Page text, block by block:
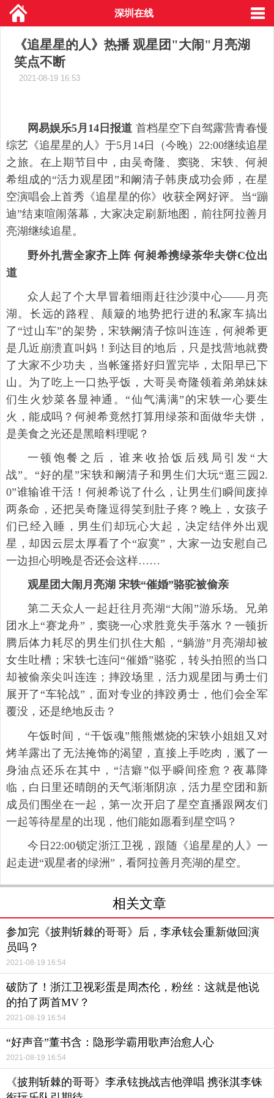
深圳在线
《追星星的人》热播 观星团"大闹"月亮湖
笑点不断
2021-08-19 16:53
网易娱乐5月14日报道 首档星空下自驾露营青春慢
综艺《追星星的人》于5月14日（今晚）22:00继续追星
之旅。在上期节目中，由吴奇隆、窦骁、宋轶、何昶
希组成的“活力观星团”和阚清子韩庚成功会师，在星
空演唱会上首秀《追星星的你》收获全网好评。当“蹦
迪”结束喧闹落幕，大家决定刷新地图，前往阿拉善月
亮湖继续追星。
野外扎营全家齐上阵 何昶希携绿茶华夫饼C位出
道
众人起了个大早冒着细雨赶往沙漠中心——月亮
湖。长远的路程、颠簸的地势把行进的私家车搞出
了“过山车”的架势，宋轶阚清子惊叫连连，何昶希更
是几近崩溃直叫妈！到达目的地后，只是找营地就费
了大家不少功夫，当帐篷搭好归置完毕，太阳早已下
山。为了吃上一口热乎饭，大哥吴奇隆领着弟弟妹妹
们生火炒菜各显神通。“仙气满满”的宋轶一心要生
火，能成吗？何昶希竟然打算用绿茶和面做华夫饼，
是美食之光还是黑暗料理呢？
一顿饱餐之后，谁来收拾饭后残局引发“大
战”。“好的星”宋轶和阚清子和男生们大玩“逛三园2.
0”谁输谁干活！何昶希说了什么，让男生们瞬间废掉
两条命，还把吴奇隆逗得笑到肚子疼？晚上，女孩子
们已经入睡，男生们却玩心大起，决定结伴外出观
星，却因云层太厚看了个“寂寞”，大家一边安慰自己
一边担心明晚是否还会这样……
观星团大闹月亮湖 宋轶“催婚”骆驼被偷亲
第二天众人一起赶往月亮湖“大闹”游乐场。兄弟
团水上“赛龙舟”，窦骁一心求胜竟失手落水？一顿折
腾后体力耗尽的男生们扒住大船，“躺游”月亮湖却被
女生吐槽；宋轶七连问“催婚”骆驼，转头拍照的当口
却被偷亲尖叫连连；摔跤场里，活力观星团与勇士们
展开了“车轮战”，面对专业的摔跤勇士，他们会全军
覆没，还是绝地反击？
午饭时间，“干饭魂”熊熊燃烧的宋轶小姐姐又对
烤羊露出了无法掩饰的渴望，直接上手吃肉，溅了一
身油点还乐在其中，“洁癖”似乎瞬间痊愈？夜幕降
临，白日里还晴朗的天气渐渐阴凉，活力星空团和新
成员们围坐在一起，第一次开启了星空直播跟网友们
一起等待星星的出现，他们能如愿看到星空吗？
今日22:00锁定浙江卫视，跟随《追星星的人》一
起走进“观星者的绿洲”，看阿拉善月亮湖的星空。
相关文章
参加完《披荆斩棘的哥哥》后，李承铉会重新做回演
员吗？
2021-08-19 16:54
破防了！浙江卫视彩蛋是周杰伦，粉丝：这就是他说
的拍了两首MV？
2021-08-19 16:54
“好声音”董书含：隐形学霸用歌声治愈人心
2021-08-19 16:54
《披荆斩棘的哥哥》李承铉挑战吉他弹唱 携张淇李铢